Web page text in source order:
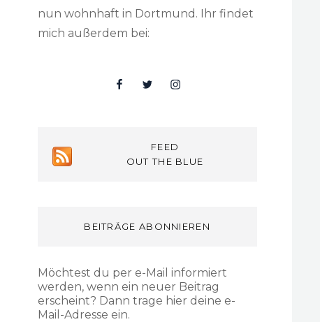
nun wohnhaft in Dortmund. Ihr findet
mich außerdem bei:
FacebookTwitterInsta
FEED
OUT THE BLUE
BEITRÄGE ABONNIEREN
Möchtest du per e-Mail informiert
werden, wenn ein neuer Beitrag
erscheint? Dann trage hier deine e-
Mail-Adresse ein.